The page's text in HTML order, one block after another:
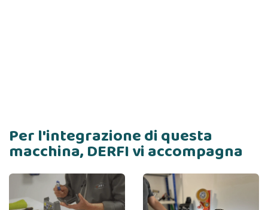
Per l'integrazione di questa
macchina, DERFI vi accompagna